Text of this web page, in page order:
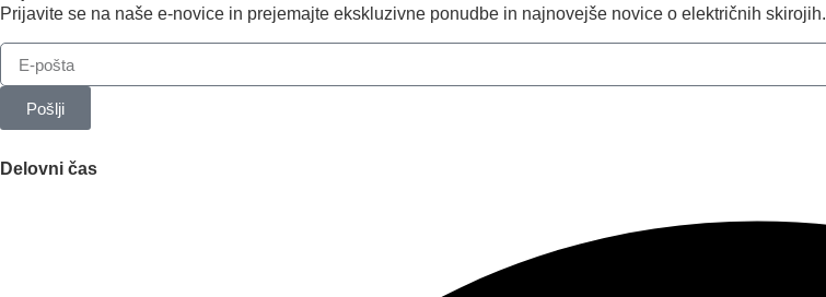
Prijavite se na naše e-novice in prejemajte ekskluzivne ponudbe in najnovejše novice o električnih skirojih.
Pošlji
Delovni čas